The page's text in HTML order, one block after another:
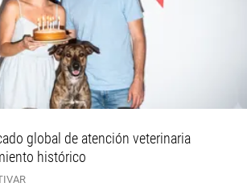
global de atención veterinaria
histórico